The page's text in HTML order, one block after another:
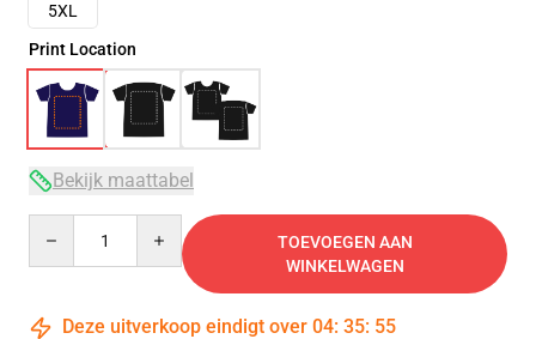
5XL
Print Location
Bekijk maattabel
TOEVOEGEN AAN
WINKELWAGEN
Deze uitverkoop eindigt over 04: 35: 54